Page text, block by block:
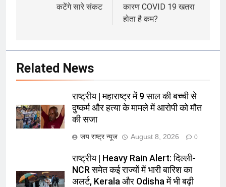
कटेंगे सारे संकट
कारण COVID 19 खतरा
होता है कम?
Related News
राष्ट्रीय | महाराष्ट्र में 9 साल की बच्ची से
दुष्कर्म और हत्या के मामले में आरोपी को मौत
की सजा
जय राष्ट्र न्यूज August 8, 2026 0
राष्ट्रीय | Heavy Rain Alert: दिल्ली-
NCR समेत कई राज्यों में भारी बारिश का
अलर्ट, Kerala और Odisha में भी बढ़ी